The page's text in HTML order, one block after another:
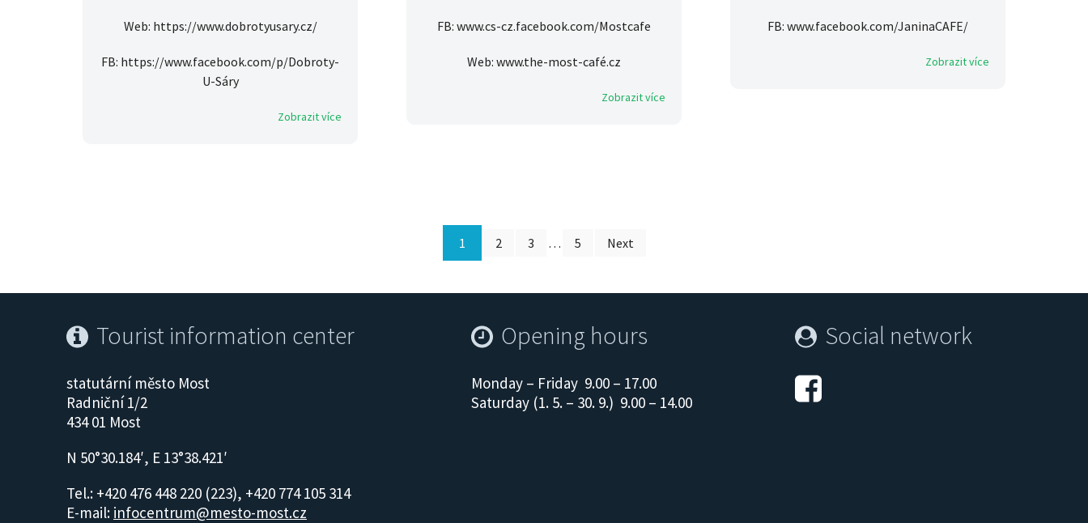
Web: https://www.dobrotyusary.cz/
FB: https://www.facebook.com/p/Dobroty-
U-Sáry
Zobrazit více
FB: www.cs-cz.facebook.com/Mostcafe
Web: www.the-most-café.cz
Zobrazit více
FB: www.facebook.com/JaninaCAFE/
Zobrazit více
1 2 3 … 5 Next
Tourist information center
statutární město Most
Radniční 1/2
434 01 Most
N 50°30.184′, E 13°38.421′
Tel.: +420 476 448 220 (223), +420 774 105 314
E-mail: infocentrum@mesto-most.cz
Opening hours
Monday – Friday 9.00 – 17.00
Saturday (1. 5. – 30. 9.) 9.00 – 14.00
Social network